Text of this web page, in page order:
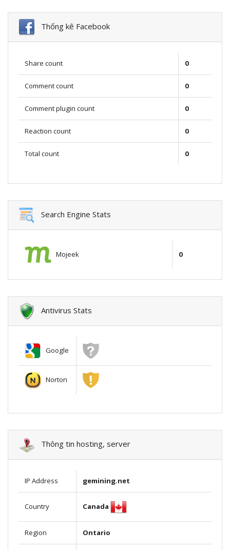
Thống kê Facebook
Share count 0
Comment count 0
Comment plugin count 0
Reaction count 0
Total count 0
Search Engine Stats
Mojeek 0
Antivirus Stats
Google
Norton
Thông tin hosting, server
IP Address gemining.net
Country Canada
Region Ontario